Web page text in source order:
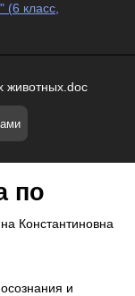
(6 класс,
животных.doc
по
Константиновна
и